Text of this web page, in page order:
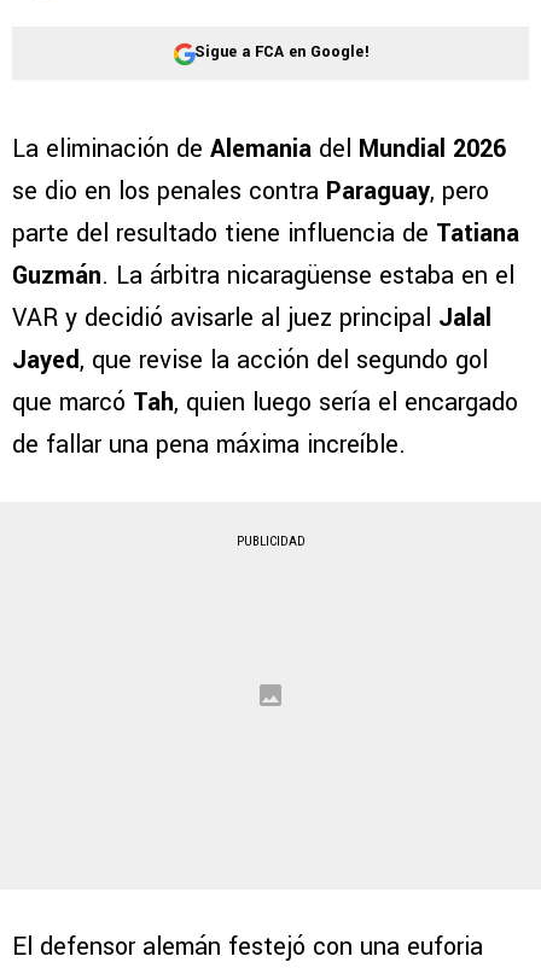
Sigue a FCA en Google!
La eliminación de Alemania del Mundial 2026
se dio en los penales contra Paraguay, pero
parte del resultado tiene influencia de Tatiana
Guzmán. La árbitra nicaragüense estaba en el
VAR y decidió avisarle al juez principal Jalal
Jayed, que revise la acción del segundo gol
que marcó Tah, quien luego sería el encargado
de fallar una pena máxima increíble.
PUBLICIDAD
El defensor alemán festejó con una euforia